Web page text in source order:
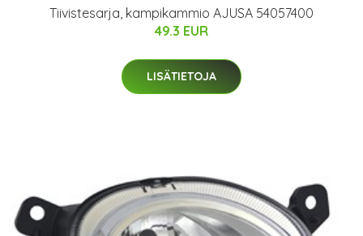
Tiivistesarja, kampikammio AJUSA 54057400
49.3 EUR
LISÄTIETOJA